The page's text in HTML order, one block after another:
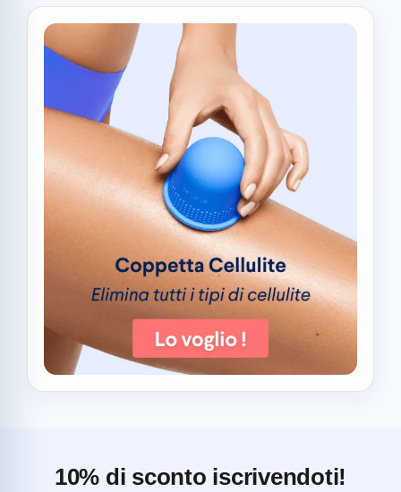
10% di sconto iscrivendoti!